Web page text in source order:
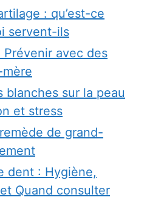
: qu’est-ce
servent-ils
avec des
blanches sur la peau
et stress
de grand-
dent : Hygiène,
Quand consulter